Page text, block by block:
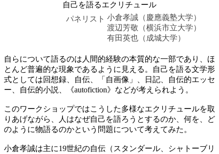
自己を語るエクリチュール
パネリスト 小倉孝誠（慶應義塾大学）
渡辺芳敬（横浜市立大学）
有田英也（成城大学）
自らについて語るのは人間的経験の本質的な一部であり、ほ
とんど普遍的な現象であるように見える。自己を語る文学形
式としては回想録、自伝、「自画像」、日記、自伝的エッセ
ー、自伝的小説、《autofiction》などが考えられよう。
このワークショップではこうした多様なエクリチュールを取
りあげながら、人はなぜ自己を語ろうとするのか、何を、ど
のように物語るのかという問題について考えてみた。
小倉孝誠は主に19世紀の自伝（スタンダール、シャトーブリ